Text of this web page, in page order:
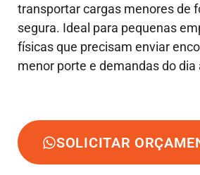
transportar cargas menores de
segura. Ideal para pequenas
físicas que precisam enviar
menor porte e demandas do dia
SOLICITAR